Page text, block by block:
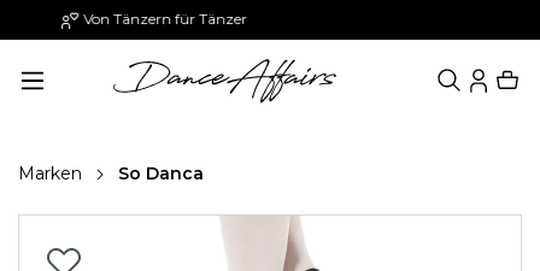
springen Paypal: 30 Tage später zahlen
Marken So Danca
Bildergalerie überspringen